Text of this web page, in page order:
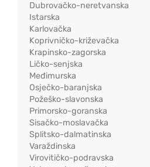
Dubrovačko-neretvanska
Istarska
Karlovačka
Koprivničko-križevačka
Krapinsko-zagorska
Ličko-senjska
Međimurska
Osječko-baranjska
Požeško-slavonska
Primorsko-goranska
Sisačko-moslavačka
Splitsko-dalmatinska
Varaždinska
Virovitičko-podravska